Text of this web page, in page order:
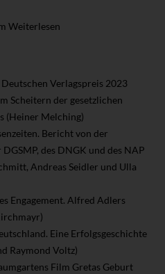
Weiterlesen
Verlagspreis 2023
Scheitern der gesetzlichen
(Heiner Melching)
Bericht von der
des DNGK und des NAP
Andreas Seidler und Ulla
Engagement. Alfred Adlers
Eine Erfolgsgeschichte
Raymond Voltz)
Film Gretas Geburt